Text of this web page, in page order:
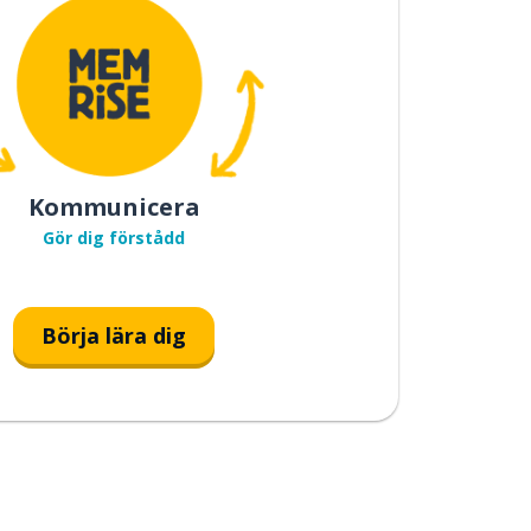
Kommunicera
Gör dig förstådd
Börja lära dig